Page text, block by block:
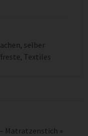
, selber
, Textiles
Matratzenstich »